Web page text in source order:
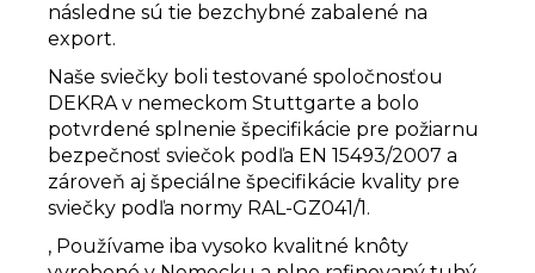
následne sú tie bezchybné zabalené na
export.
Naše sviečky boli testované spoločnosťou
DEKRA v nemeckom Stuttgarte a bolo
potvrdené splnenie špecifikácie pre požiarnu
bezpečnosť sviečok podľa EN 15493/2007 a
zároveň aj špeciálne špecifikácie kvality pre
sviečky podľa normy RAL-GZ041/1.
‚ Používame iba vysoko kvalitné knôty